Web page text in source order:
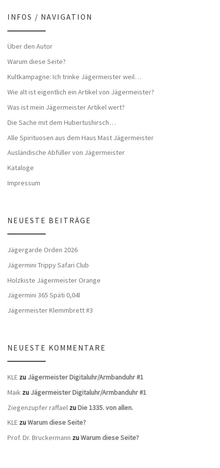
INFOS / NAVIGATION
Über den Autor
Warum diese Seite?
Kultkampagne: Ich trinke Jägermeister weil…
Wie alt ist eigentlich ein Artikel von Jägermeister?
Was ist mein Jägermeister Artikel wert?
Die Sache mit dem Hubertushirsch…
Alle Spirituosen aus dem Haus Mast Jägermeister
Ausländische Abfüller von Jägermeister
Kataloge
Impressum
NEUESTE BEITRÄGE
Jägergarde Orden 2026
Jägermini Trippy Safari Club
Holzkiste Jägermeister Orange
Jägermini 365 Späti 0,04l
Jägermeister Klemmbrett #3
NEUESTE KOMMENTARE
KLE zu Jägermeister Digitaluhr/Armbanduhr #1
Maik zu Jägermeister Digitaluhr/Armbanduhr #1
Ziegenzupfer raffael zuDie 1335. von allen.
KLE zuWarum diese Seite?
Prof. Dr. Bruckermann zuWarum diese Seite?